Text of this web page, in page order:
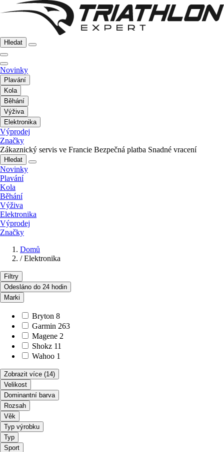
Hledat
Novinky
Plavání
Kola
Běhání
Výživa
Elektronika
Výprodej
Značky
Zákaznický servis ve Francie Bezpečná platba Snadné vracení
Hledat
Novinky
Plavání
Kola
Běhání
Výživa
Elektronika
Výprodej
Značky
Domů
/ Elektronika
Filtry
Odesláno do 24 hodin
Marki
Bryton 8
Garmin 263
Magene 2
Shokz 11
Wahoo 1
Zobrazit více (14)
Velikost
Dominantní barva
Rozsah
Věk
Typ výrobku
Typ
Sport